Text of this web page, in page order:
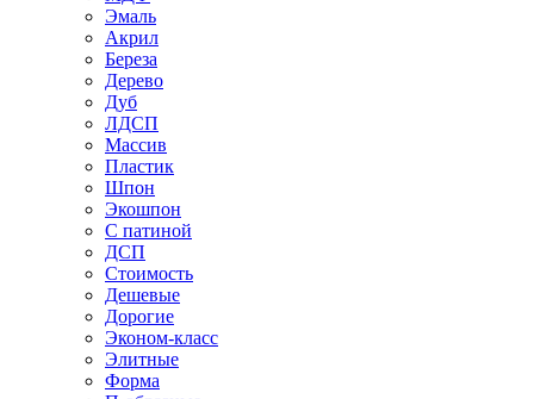
Эмаль
Акрил
Береза
Дерево
Дуб
ЛДСП
Массив
Пластик
Шпон
Экошпон
С патиной
ДСП
Стоимость
Дешевые
Дорогие
Эконом-класс
Элитные
Форма